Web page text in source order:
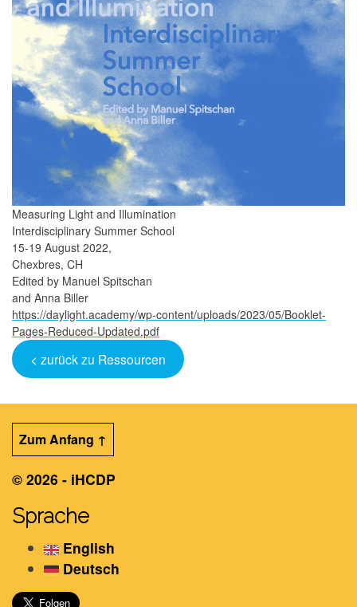
Measuring Light and Illumination
Interdisciplinary Summer School
15-19 August 2022,
Chexbres, CH
Edited by Manuel Spitschan
and Anna Biller
https://daylight.academy/wp-content/uploads/2023/05/Booklet-
Pages-Reduced-Updated.pdf
< zurück zu Ressourcen
Zum Anfang ↑
© 2026 - iHCDP
Sprache
English
Deutsch